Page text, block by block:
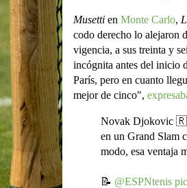
Musettien Monte Carlo,
codo derecho lo alejaron
vigencia, a sus treinta y
incógnita antes del inicio
París, pero en cuanto
mejor de cinco",
Novak Djokovic
en un Grand Slam
modo, esa ventaja
📝 @ESPNtenis